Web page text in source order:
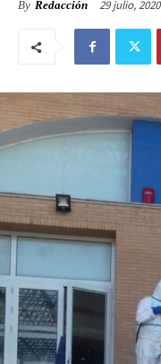
By Redacción 29 julio, 2020